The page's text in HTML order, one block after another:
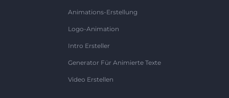
Animations-Erstellung
Logo-Animation
Intro Ersteller
Generator Für Animierte Texte
Video Erstellen